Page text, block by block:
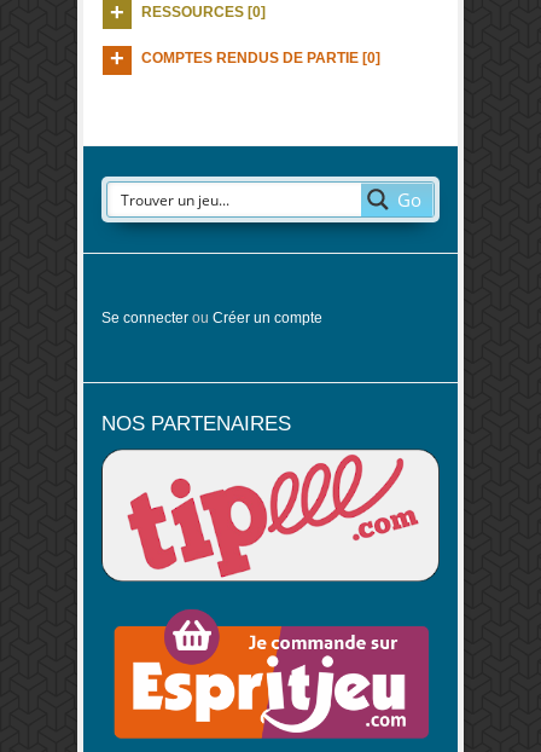
RESSOURCES [0]
COMPTES RENDUS DE PARTIE [0]
Go
Se connecter ou Créer un compte
NOS PARTENAIRES